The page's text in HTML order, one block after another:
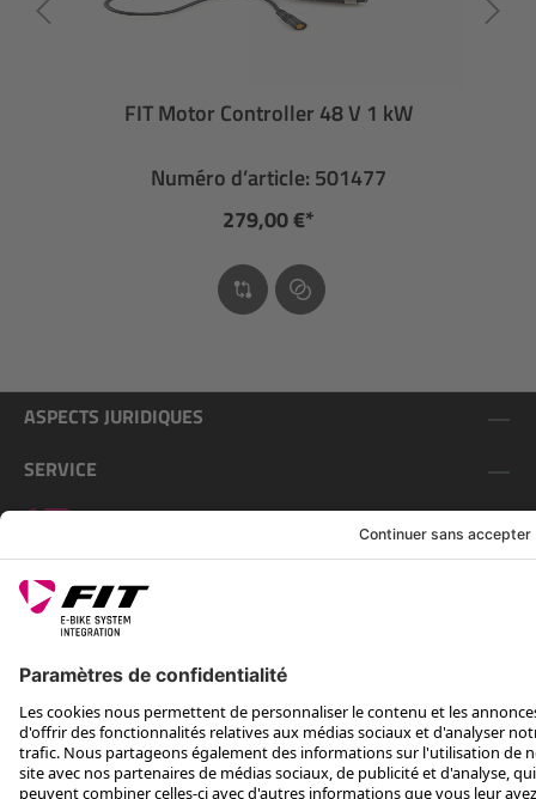
FIT Motor Controller 48 V 1 kW
Numéro d’article: 501477
279,00 €*
ASPECTS JURIDIQUES
SERVICE